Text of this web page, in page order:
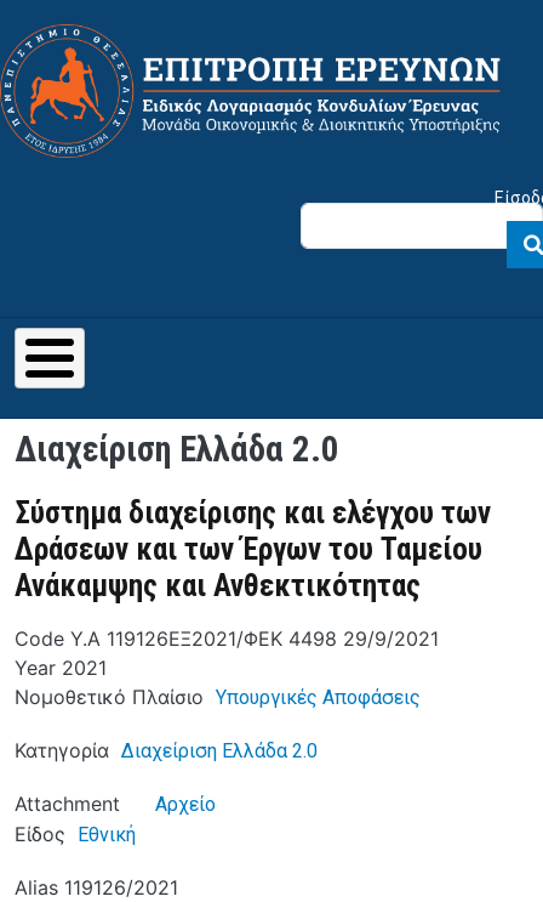
Διαχείριση Ελλάδα 2.0
Σύστημα διαχείρισης και ελέγχου των
Δράσεων και των Έργων του Ταμείου
Ανάκαμψης και Ανθεκτικότητας
Code Υ.Α 119126ΕΞ2021/ΦΕΚ 4498 29/9/2021
Year 2021
Νομοθετικό Πλαίσιο Υπουργικές Αποφάσεις
Κατηγορία Διαχείριση Ελλάδα 2.0
Attachment Αρχείο
Είδος Εθνική
Alias 119126/2021